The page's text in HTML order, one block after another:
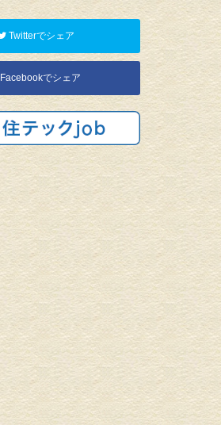
Twitterでシェア
Facebookでシェア